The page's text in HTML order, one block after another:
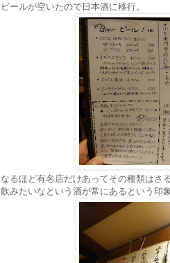
ビールが空いたので日本酒に移行。
なるほど有名店だけあってその種類はさ
飲みたいなという酒が常にあるという印象